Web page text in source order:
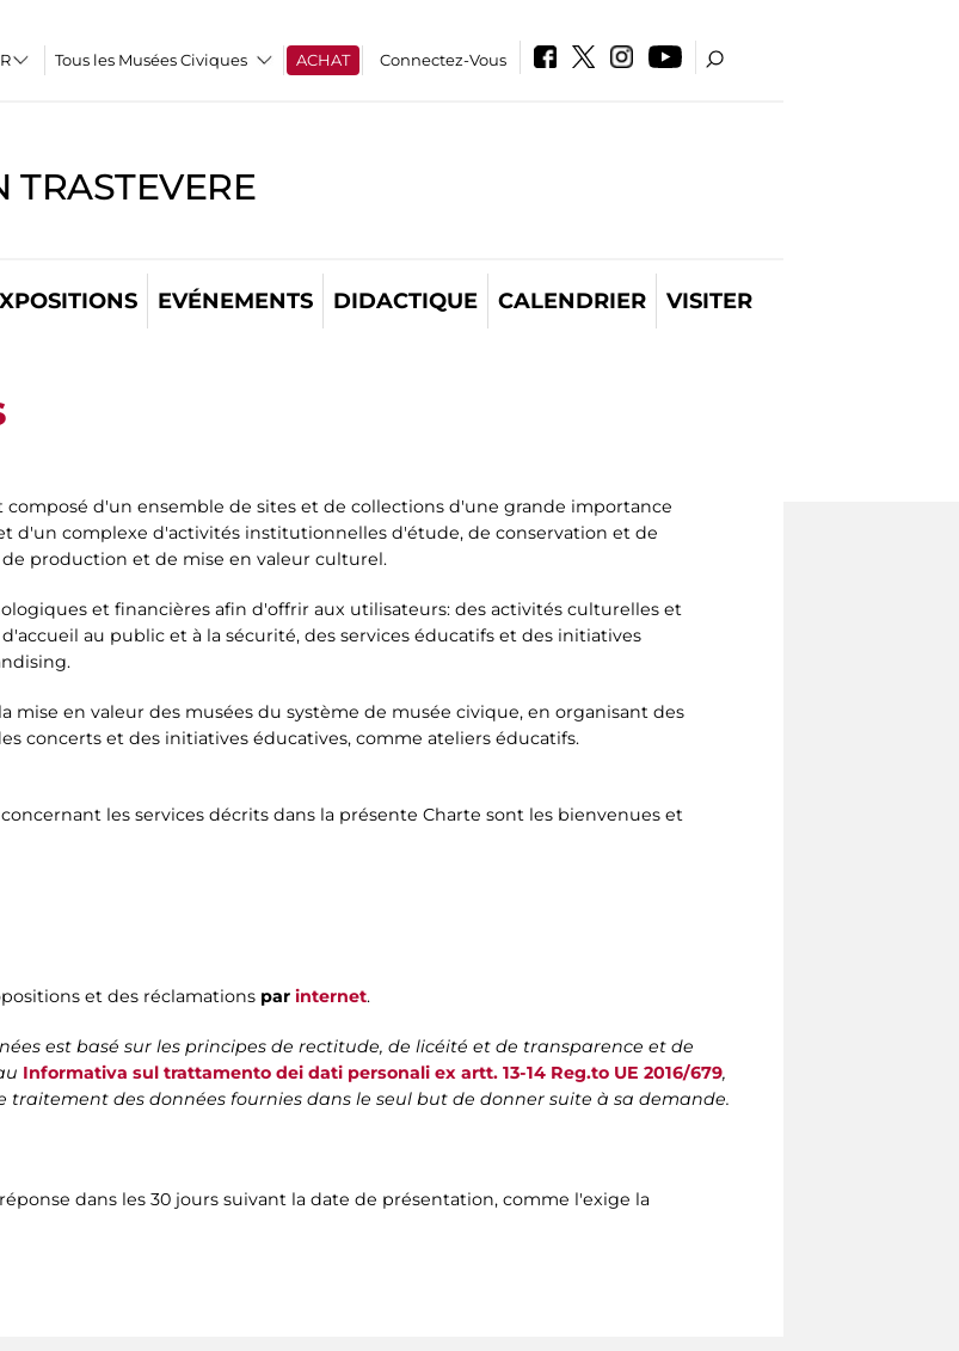
Tous les Musées Civiques ACHAT Connectez-Vous
TRASTEVERE
EVÉNEMENTS DIDACTIQUE CALENDRIER VISITER
composé d'un ensemble de sites et de collections d'une grande importance
d'un complexe d'activités institutionnelles d'étude, de conservation et de
production et de mise en valeur culturel.
et financières afin d'offrir aux utilisateurs: des activités culturelles et
au public et à la sécurité, des services éducatifs et des initiatives
mise en valeur des musées du système de musée civique, en organisant des
concerts et des initiatives éducatives, comme ateliers éducatifs.
les services décrits dans la présente Charte sont les bienvenues et
et des réclamations par internet.
est basé sur les principes de rectitude, de licéité et de transparence et de
Informativa sul trattamento dei dati personali ex artt. 13-14 Reg.to UE 2016/679,
des données fournies dans le seul but de donner suite à sa demande.
dans les 30 jours suivant la date de présentation, comme l'exige la